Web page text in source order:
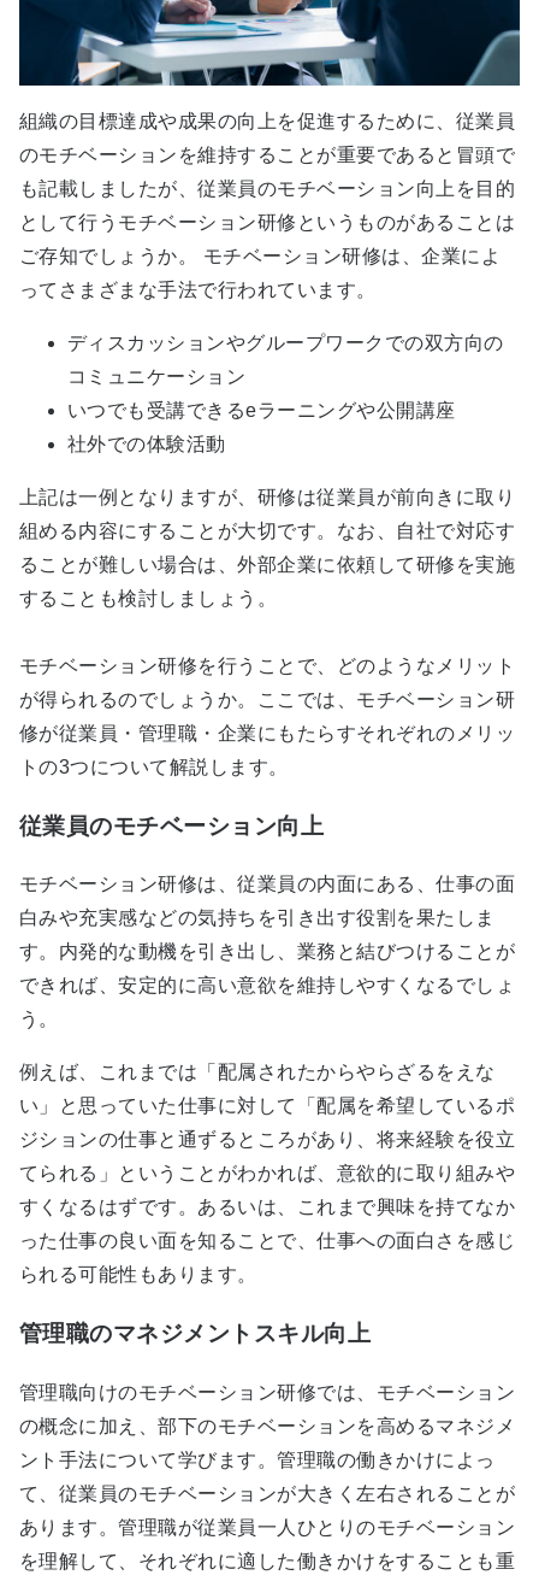
組織の目標達成や成果の向上を促進するために、従業員
のモチベーションを維持することが重要であると冒頭で
も記載しましたが、従業員のモチベーション向上を目的
として行うモチベーション研修というものがあることは
ご存知でしょうか。 モチベーション研修は、企業によ
ってさまざまな手法で行われています。
ディスカッションやグループワークでの双方向の
コミュニケーション
いつでも受講できるeラーニングや公開講座
社外での体験活動
上記は一例となりますが、研修は従業員が前向きに取り
組める内容にすることが大切です。なお、自社で対応す
ることが難しい場合は、外部企業に依頼して研修を実施
することも検討しましょう。
モチベーション研修を行うことで、どのようなメリット
が得られるのでしょうか。ここでは、モチベーション研
修が従業員・管理職・企業にもたらすそれぞれのメリッ
トの3つについて解説します。
従業員のモチベーション向上
モチベーション研修は、従業員の内面にある、仕事の面
白みや充実感などの気持ちを引き出す役割を果たしま
す。内発的な動機を引き出し、業務と結びつけることが
できれば、安定的に高い意欲を維持しやすくなるでしょ
う。
例えば、これまでは「配属されたからやらざるをえな
い」と思っていた仕事に対して「配属を希望しているポ
ジションの仕事と通ずるところがあり、将来経験を役立
てられる」ということがわかれば、意欲的に取り組みや
すくなるはずです。あるいは、これまで興味を持てなか
った仕事の良い面を知ることで、仕事への面白さを感じ
られる可能性もあります。
管理職のマネジメントスキル向上
管理職向けのモチベーション研修では、モチベーション
の概念に加え、部下のモチベーションを高めるマネジメ
ント手法について学びます。管理職の働きかけによっ
て、従業員のモチベーションが大きく左右されることが
あります。管理職が従業員一人ひとりのモチベーション
を理解して、それぞれに適した働きかけをすることも重